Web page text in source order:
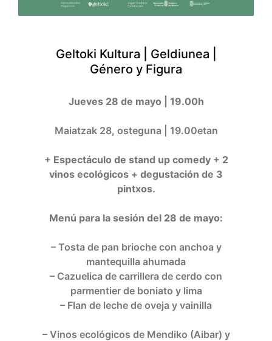
Geltoki Kultura | Geldiunea |
Género y Figura
Jueves 28 de mayo | 19.00h
Maiatzak 28, osteguna | 19.00etan
+ Espectáculo de stand up comedy + 2
vinos ecológicos + degustación de 3
pintxos.
Menú para la sesión del 28 de mayo:
– Tosta de pan brioche con anchoa y
mantequilla ahumada
– Cazuelica de carrillera de cerdo con
parmentier de boniato y lima
– Flan de leche de oveja y vainilla
– Vinos ecológicos de Mendiko (Aibar) y